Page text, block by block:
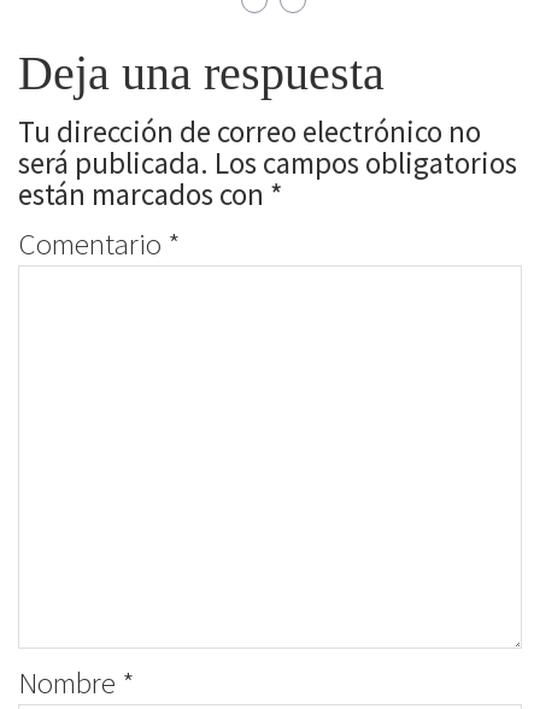
Deja una respuesta
Tu dirección de correo electrónico no
será publicada. Los campos obligatorios
están marcados con *
Comentario *
Nombre *